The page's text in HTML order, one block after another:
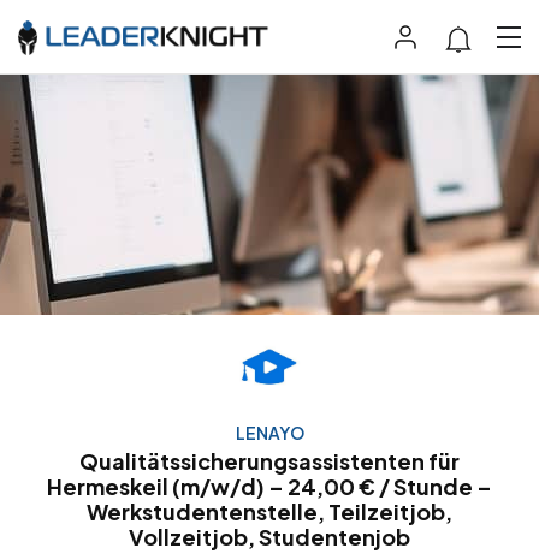
LENAYO
Qualitätssicherungsassistenten für
Hermeskeil (m/w/d) – 24,00 € / Stunde –
Werkstudentenstelle, Teilzeitjob,
Vollzeitjob, Studentenjob